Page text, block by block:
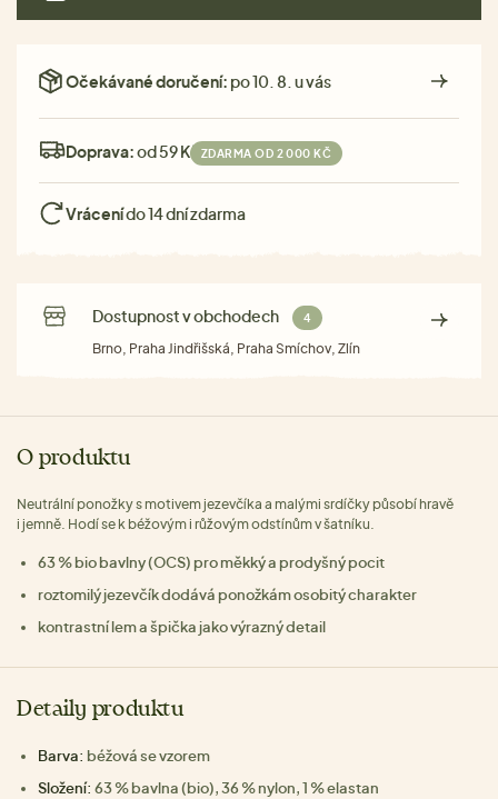
Očekávané doručení: po 10. 8. u vás
Doprava:od 59 Kč ZDARMA OD 2 000 KČ
Vrácenído 14 dní zdarma
Dostupnost v obchodech 4
Brno, Praha Jindřišská, Praha Smíchov, Zlín
O produktu
Neutrální ponožky s motivem jezevčíka a malými srdíčky působí hravě
i jemně. Hodí se k béžovým i růžovým odstínům v šatníku.
63 % bio bavlny (OCS) pro měkký a prodyšný pocit
roztomilý jezevčík dodává ponožkám osobitý charakter
kontrastní lem a špička jako výrazný detail
Detaily produktu
Barva: béžová se vzorem
Složení: 63 % bavlna (bio), 36 % nylon, 1 % elastan